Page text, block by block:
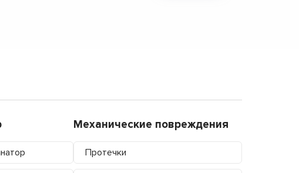
Механические повреждения
Протечки